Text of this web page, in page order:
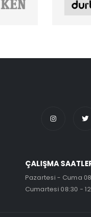
ÇALIŞMA
Pazartesi - Cuma
Cumartesi 08:30 -